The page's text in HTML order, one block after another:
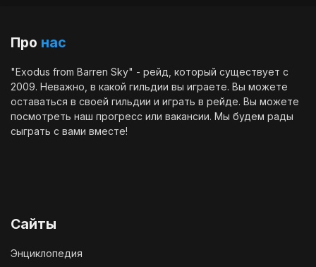
Про нас
"Exodus from Barren Sky" - рейд, который существует с
2009. Неважно, в какой гильдии вы играете. Вы можете
оставаться в своей гильдии и играть в рейде. Вы можете
посмотреть наш прогресс или вакансии. Мы будем рады
сыграть с вами вместе!
Сайты
Энциклопедия